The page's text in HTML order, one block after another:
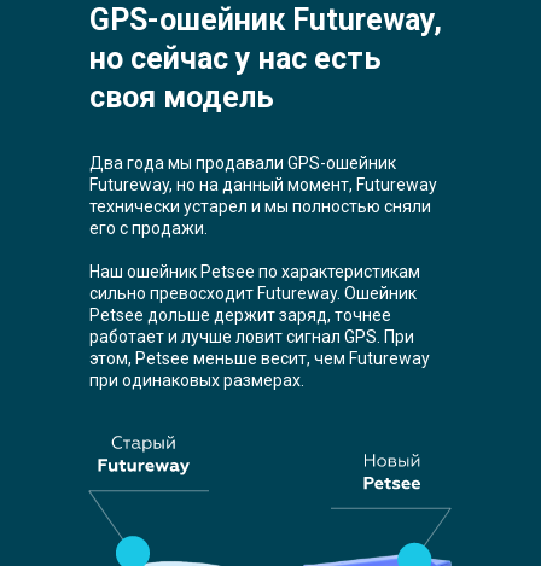
GPS-ошейник Futureway,
но сейчас у нас есть
своя модель
Два года мы продавали GPS-ошейник
Futureway, но на данный момент, Futureway
технически устарел и мы полностью сняли
его с продажи.
Наш ошейник Petsee по характеристикам
сильно превосходит Futureway. Ошейник
Petsee дольше держит заряд, точнее
работает и лучше ловит сигнал GPS. При
этом, Petsee меньше весит, чем Futureway
при одинаковых размерах.